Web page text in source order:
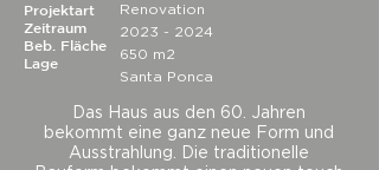
Projektart
Zeitraum
Beb. Fläche
Lage
Renovation
2023 - 2024
650 m2
Santa Ponca
Das Haus aus den 60. Jahren
bekommt eine ganz neue Form und
Ausstrahlung. Die traditionelle